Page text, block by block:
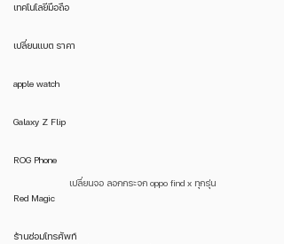
เทคโนโลยีมือถือ
เปลี่ยนแบต ราคา
apple watch
Galaxy Z Flip
ROG Phone
Red Magic
ร้านซ่อมโทรศัพท์
เปลี่ยนจอ ลอกกระจก oppo find x ทุกรุ่น